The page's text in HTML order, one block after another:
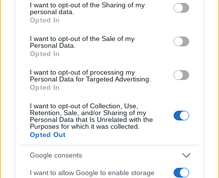
I want to opt-out of the Sharing of my
personal data.
Opted In
I want to opt-out of the Sale of my
Personal Data.
Opted In
I want to opt-out of processing my
Personal Data for Targeted Advertising.
Opted In
I want to opt-out of Collection, Use,
Retention, Sale, and/or Sharing of my
Personal Data that Is Unrelated with the
Purposes for which it was collected.
Opted Out
Google consents
I want to allow Google to enable storage